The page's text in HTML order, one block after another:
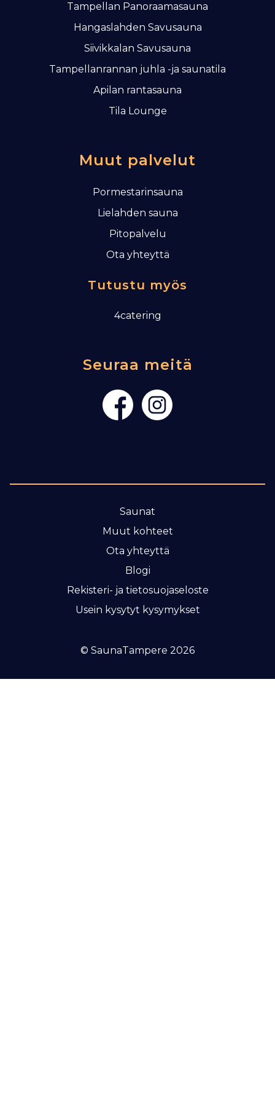
Tampellan Panoraamasauna
Hangaslahden Savusauna
Siivikkalan Savusauna
Tampellanrannan juhla -ja saunatila
Apilan rantasauna
Tila Lounge
Muut palvelut
Pormestarinsauna
Lielahden sauna
Pitopalvelu
Ota yhteyttä
Tutustu myös
4catering
Seuraa meitä
Saunat
Muut kohteet
Ota yhteyttä
Blogi
Rekisteri- ja tietosuojaseloste
Usein kysytyt kysymykset
© SaunaTampere 2026